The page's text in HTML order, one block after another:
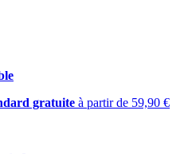
gratuite à partir de 59,90 €